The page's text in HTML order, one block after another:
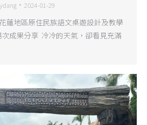
2024-01-29
蓮地區原住民族語文桌遊設計及教學
成果分享 冷冷的天氣，卻看見充滿